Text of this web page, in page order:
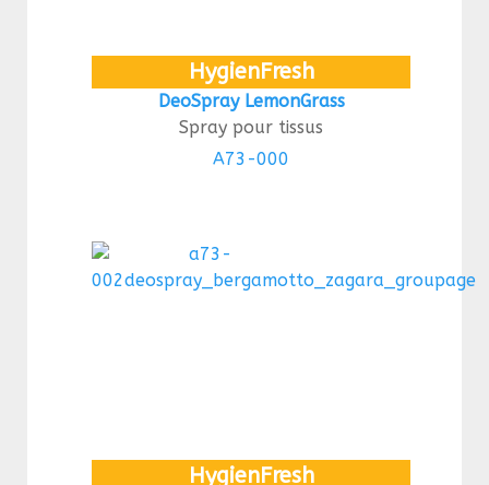
HygienFresh
DeoSpray LemonGrass
Spray pour tissus
A73-000
HygienFresh